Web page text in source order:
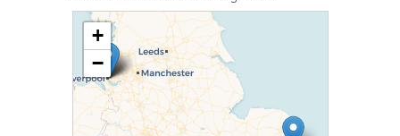
+
−